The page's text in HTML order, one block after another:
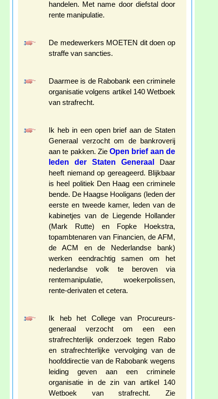
handelen. Met name door diefstal door
rente manipulatie.
De medewerkers MOETEN dit doen op
straffe van sancties.
Daarmee is de Rabobank een criminele
organisatie volgens artikel 140 Wetboek
van strafrecht.
Ik heb in een open brief aan de Staten
Generaal verzocht om de bankroverij
aan te pakken. ZieOpen brief aan de
leden der Staten Generaal
Daar
heeft niemand op gereageerd. Blijkbaar
is heel politiek Den Haag een criminele
bende. De Haagse Hooligans (leden der
eerste en tweede kamer, leden van de
kabinetjes van de Liegende Hollander
(Mark Rutte) en Fopke Hoekstra,
topambtenaren van Financien, de AFM,
de ACM en de Nederlandse bank)
werken eendrachtig samen om het
nederlandse volk te beroven via
rentemanipulatie, woekerpolissen,
rente-derivaten et cetera.
Ik heb het College van Procureurs-
generaal verzocht om een een
strafrechterlijk onderzoek tegen Rabo
en strafrechterlijke vervolging van de
hoofddirectie van de Rabobank wegens
leiding geven aan een criminele
organisatie in de zin van artikel 140
Wetboek van strafrecht. Zie